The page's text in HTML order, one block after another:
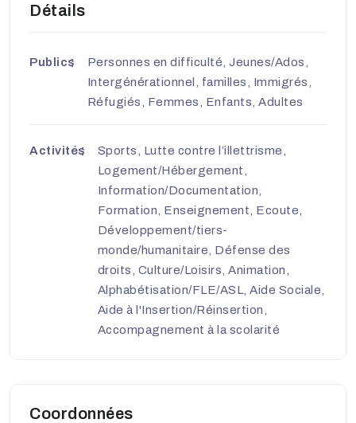
Détails
Publics
Personnes en difficulté, Jeunes/Ados,
Intergénérationnel, familles, Immigrés,
Réfugiés, Femmes, Enfants, Adultes
Activités
Sports, Lutte contre l’illettrisme,
Logement/Hébergement,
Information/Documentation,
Formation, Enseignement, Ecoute,
Développement/tiers-
monde/humanitaire, Défense des
droits, Culture/Loisirs, Animation,
Alphabétisation/FLE/ASL, Aide Sociale,
Aide à l'Insertion/Réinsertion,
Accompagnement à la scolarité
Coordonnées